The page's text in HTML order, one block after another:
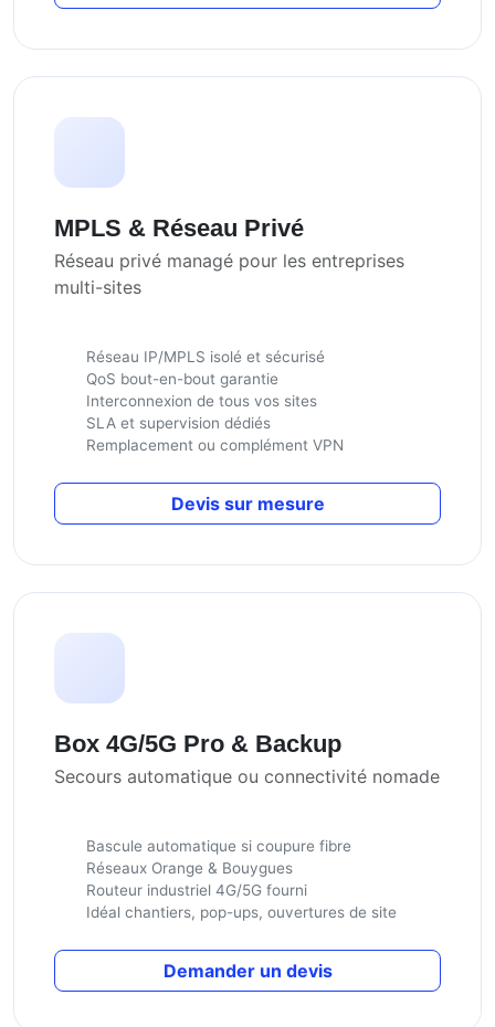
MPLS & Réseau Privé
Réseau privé managé pour les entreprises
multi-sites
Réseau IP/MPLS isolé et sécurisé
QoS bout-en-bout garantie
Interconnexion de tous vos sites
SLA et supervision dédiés
Remplacement ou complément VPN
Devis sur mesure
Box 4G/5G Pro & Backup
Secours automatique ou connectivité nomade
Bascule automatique si coupure fibre
Réseaux Orange & Bouygues
Routeur industriel 4G/5G fourni
Idéal chantiers, pop-ups, ouvertures de site
Demander un devis